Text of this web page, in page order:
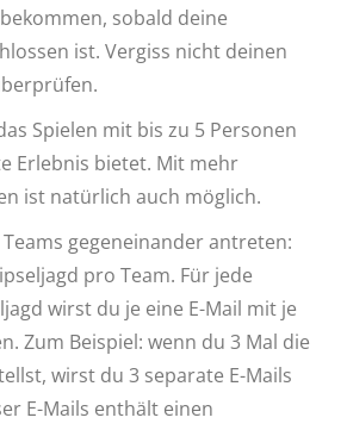
sobald deine
ist. Vergiss nicht deinen
Spielen mit bis zu 5 Personen
Erlebnis bietet. Mit mehr
ist natürlich auch möglich.
gegeneinander antreten:
pro Team. Für jede
wirst du je eine E-Mail mit je
Zum Beispiel: wenn du 3 Mal die
wirst du 3 separate E-Mails
E-Mails enthält einen